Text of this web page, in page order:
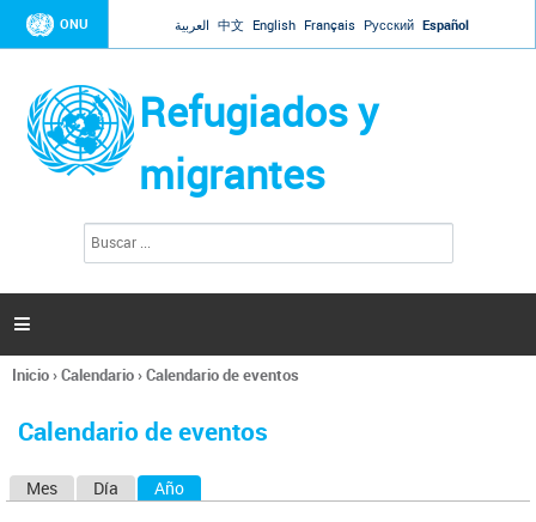
Jump to navigation
ONU العربية 中文 English Français Русский Español
Refugiados y
migrantes
l
s

Se
usted
Inicio›Calendario›Calendario de eventos
Calendario de eventos
Mes Día Año